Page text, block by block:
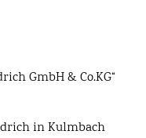
GmbH & Co.KG“
in Kulmbach